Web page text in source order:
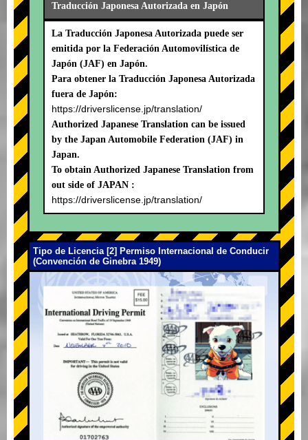
Traducción Japonesa Autorizada en Japón
La Traducción Japonesa Autorizada puede ser
emitida por la Federación Automovilística de
Japón (JAF) en Japón.
Para obtener la Traducción Japonesa Autorizada
fuera de Japón:
https://driverslicense.jp/translation/
Authorized Japanese Translation can be issued
by the Japan Automobile Federation (JAF) in
Japan.
To obtain Authorized Japanese Translation from
out side of JAPAN :
https://driverslicense.jp/translation/
Tipo de Licencia [2] Permiso Internacional de Conducir
(Convención de Ginebra 1949)